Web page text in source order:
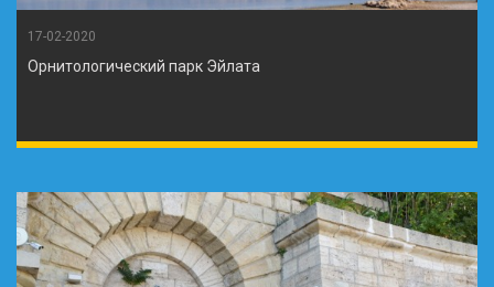
17-02-2020
Орнитологический парк Эйлата